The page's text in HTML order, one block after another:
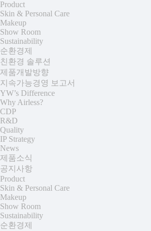
Product
Skin & Personal Care
Makeup
Show Room
Sustainability
순환경제
친환경 솔루션
제품개발방향
지속가능경영 보고서
YW’s Difference
Why Airless?
CDP
R&D
Quality
IP Strategy
News
제품소식
공지사항
Product
Skin & Personal Care
Makeup
Show Room
Sustainability
순환경제